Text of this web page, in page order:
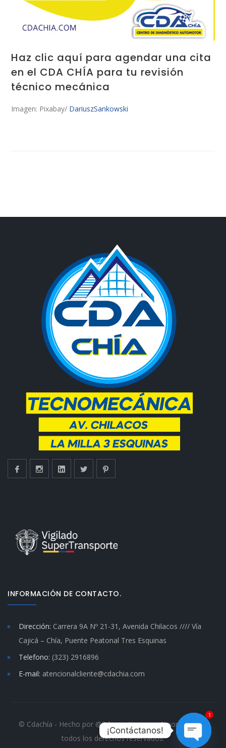
Haz clic aquí para agendar una cita
en el CDA CHÍA para tu revisión
técnico mecánica
Imagen: Pixabay/ DariuszSankowski
INFORMACIÓN DE CONTACTO.
Dirección: Carrera 9A Nº 21-31, Avenida Chilacos //// Vía
Cajicá – Chía, Puente Peatonal Tres Esquinas
Telefono: (323) 2916896
E-mail: atencionalcliente@cdachia.com
© Cdachía - Hecho por @Sdacreativos con Amor. Cdachia
todos los derechos reservados.
¡Contáctanos!
1